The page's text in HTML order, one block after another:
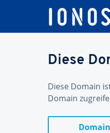
Diese
Diese Domain
Domain